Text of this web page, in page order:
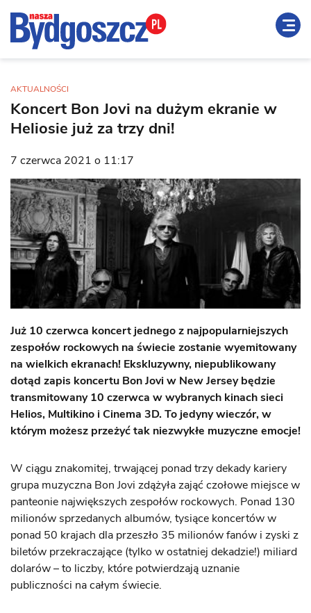
AKTUALNOŚCI
Koncert Bon Jovi na dużym ekranie w
Heliosie już za trzy dni!
7 czerwca 2021 o 11:17
Już 10 czerwca koncert jednego z najpopularniejszych
zespołów rockowych na świecie zostanie wyemitowany
na wielkich ekranach! Ekskluzywny, niepublikowany
dotąd zapis koncertu Bon Jovi w New Jersey będzie
transmitowany 10 czerwca w wybranych kinach sieci
Helios, Multikino i Cinema 3D. To jedyny wieczór, w
którym możesz przeżyć tak niezwykłe muzyczne emocje!
W ciągu znakomitej, trwającej ponad trzy dekady kariery
grupa muzyczna Bon Jovi zdążyła zająć czołowe miejsce w
panteonie największych zespołów rockowych. Ponad 130
milionów sprzedanych albumów, tysiące koncertów w
ponad 50 krajach dla przeszło 35 milionów fanów i zyski z
biletów przekraczające (tylko w ostatniej dekadzie!) miliard
dolarów – to liczby, które potwierdzają uznanie
publiczności na całym świecie.